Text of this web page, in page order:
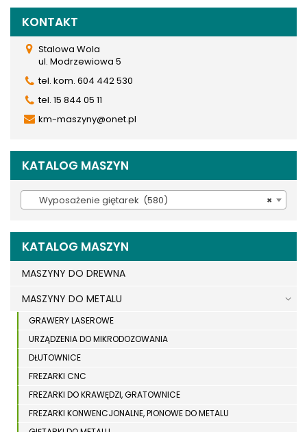
KONTAKT
Stalowa Wola
ul. Modrzewiowa 5
tel. kom. 604 442 530
tel. 15 844 05 11
km-maszyny@onet.pl
KATALOG MASZYN
×
Wyposażenie giętarek (580)
KATALOG MASZYN
MASZYNY DO DREWNA
MASZYNY DO METALU
GRAWERY LASEROWE
URZĄDZENIA DO MIKRODOZOWANIA
DŁUTOWNICE
FREZARKI CNC
FREZARKI DO KRAWĘDZI, GRATOWNICE
FREZARKI KONWENCJONALNE, PIONOWE DO METALU